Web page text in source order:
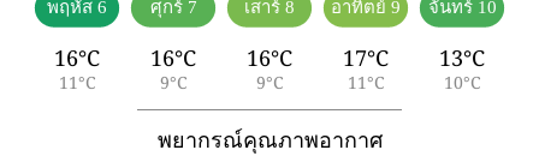
พฤหัส 6
16°C
11°C
ศุกร์ 7
16°C
9°C
เสาร์ 8
16°C
9°C
อาทิตย์ 9
17°C
11°C
จันทร์ 10
13°C
10°C
พยากรณ์คุณภาพอากาศ